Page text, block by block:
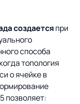
создаетсяпри
способа
топология
о ячейке в
позволяет: